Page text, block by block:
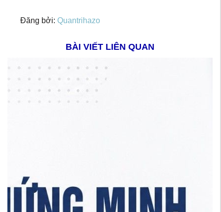
Đăng bởi: Quantrihazo
BÀI VIẾT LIÊN QUAN